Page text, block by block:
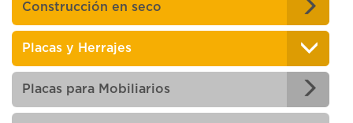
Construcción en seco
Placas y Herrajes
Placas para Mobiliarios